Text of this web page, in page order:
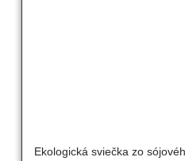
Ekologická sviečka zo